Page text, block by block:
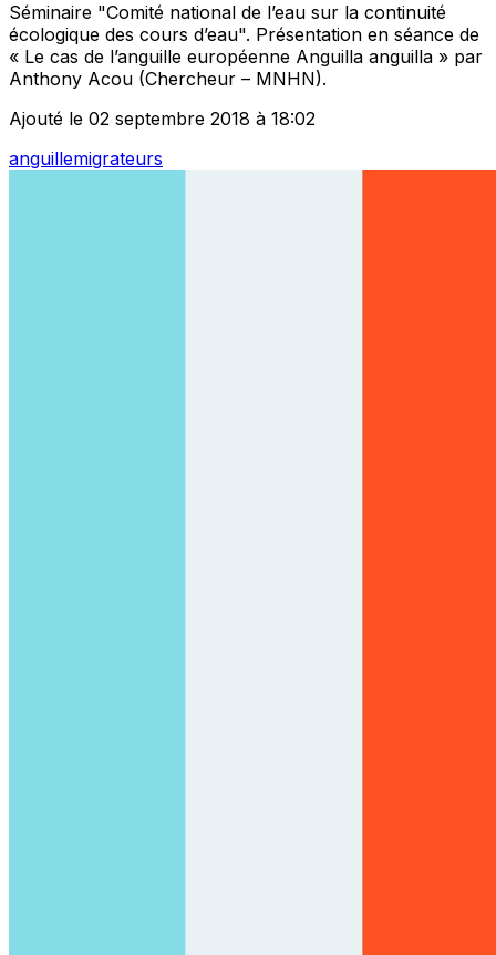
Séminaire "Comité national de l’eau sur la continuité
écologique des cours d’eau". Présentation en séance de
« Le cas de l’anguille européenne Anguilla anguilla » par
Anthony Acou (Chercheur – MNHN).
Ajouté le 02 septembre 2018 à 18:02
anguillemigrateurs